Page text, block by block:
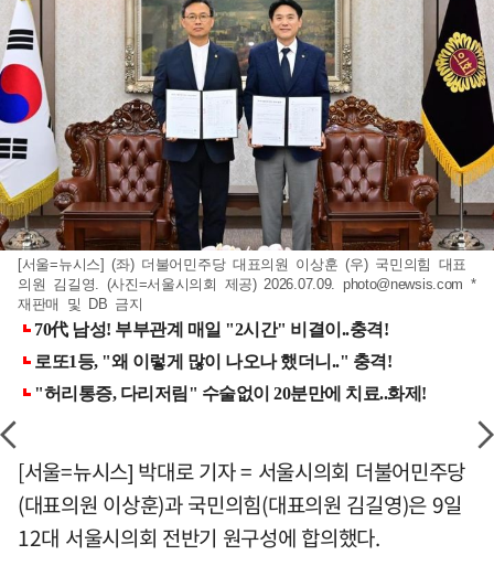
[서울=뉴시스] (좌) 더불어민주당 대표의원 이상훈 (우) 국민의힘 대표
의원 김길영. (사진=서울시의회 제공) 2026.07.09. photo@newsis.com *
재판매 및 DB 금지
[서울=뉴시스] 박대로 기자 = 서울시의회 더불어민주당
(대표의원 이상훈)과 국민의힘(대표의원 김길영)은 9일
12대 서울시의회 전반기 원구성에 합의했다.